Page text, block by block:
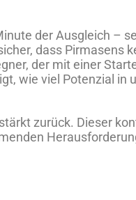
der Ausgleich –
dass Pirmasens
der mit einer
wie viel Potenzial in
zurück. Dieser